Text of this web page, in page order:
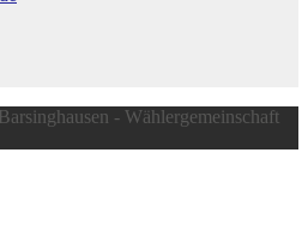
- Wählergemeinschaft